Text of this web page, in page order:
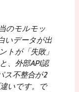
のモルモッ
いデータが出
トが「失敗」
、外部API認
ス不整合が2
いです。で